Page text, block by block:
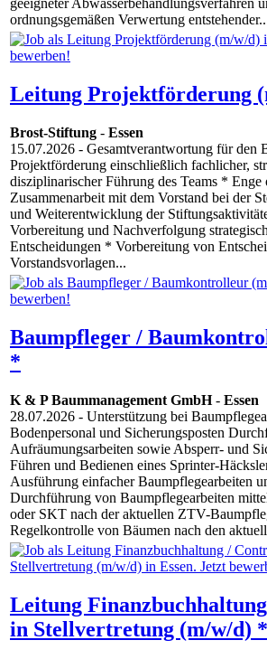
geeigneter Abwasserbehandlungsverfahren
ordnungsgemäßen Verwertung
Leitung Projektförderung
Brost-Stiftung - Essen
15.07.2026 - Gesamtverantwortung für den
Projektförderung einschließlich fachlicher,
disziplinarischer Führung des Teams * Enge
Zusammenarbeit mit dem Vorstand bei der
und Weiterentwicklung der
Vorbereitung und Nachverfolgung
Entscheidungen * Vorbereitung von
Vorstandsvorlagen...
Baumpfleger /
*
K & P Baummanagement GmbH- Essen
28.07.2026 - Unterstützung bei
Bodenpersonal und Sicherungsposten
Aufräumungsarbeiten sowie Absperr- und
Führen und Bedienen eines Sprinter-
Ausführung einfacher Baumpflegearbeiten
Durchführung von Baumpflegearbeiten
oder SKT nach der aktuellen ZTV-
Regelkontrolle von Bäumen nach den
Leitung
in Stellvertretung (m/w/d) *